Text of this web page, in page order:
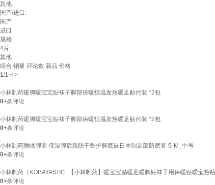
其他
国产/进口:
国产
进口
规格:
4片
其他
综合 销量 评论数 新品 价格
1/1 < >
小林制药暖脚暖宝宝贴袜子脚部保暖恒温发热暖足贴付装 *2包
0+条评论
小林制药暖脚暖宝宝贴袜子脚部保暖恒温发热暖足贴付装 *2包
0+条评论
小林制药睡眠脚套 保湿脚后跟防干裂护脚底袜日本制足部防磨套 S-M_中号
0+条评论
小林制药（KOBAYASHI）【小林制药】暖宝宝贴暖足暖脚贴袜子用保暖贴暧宝热
0+条评论